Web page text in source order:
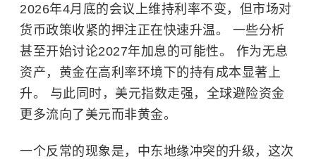
2026年4月底的会议上维持利率不变，但市场对
货币政策收紧的押注正在快速升温。 一些分析
甚至开始讨论2027年加息的可能性。 作为无息
资产，黄金在高利率环境下的持有成本显著上
升。 与此同时，美元指数走强，全球避险资金
更多流向了美元而非黄金。
一个反常的现象是，中东地缘冲突的升级，这次